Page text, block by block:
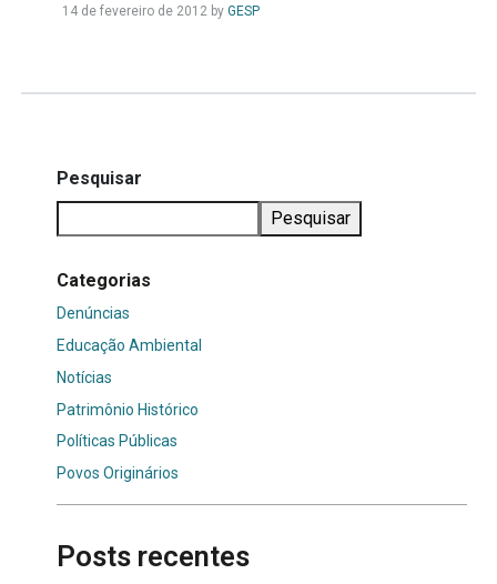
14 de fevereiro de 2012 by GESPLeia
Pesquisar
Pesquisar
Categorias
Denúncias
Educação Ambiental
Notícias
Patrimônio Histórico
Políticas Públicas
Povos Originários
Posts recentes